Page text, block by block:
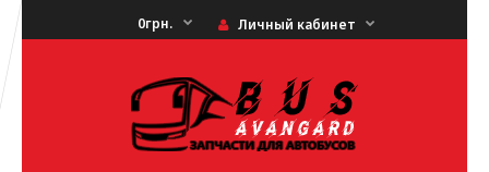
0грн. Личный кабинет